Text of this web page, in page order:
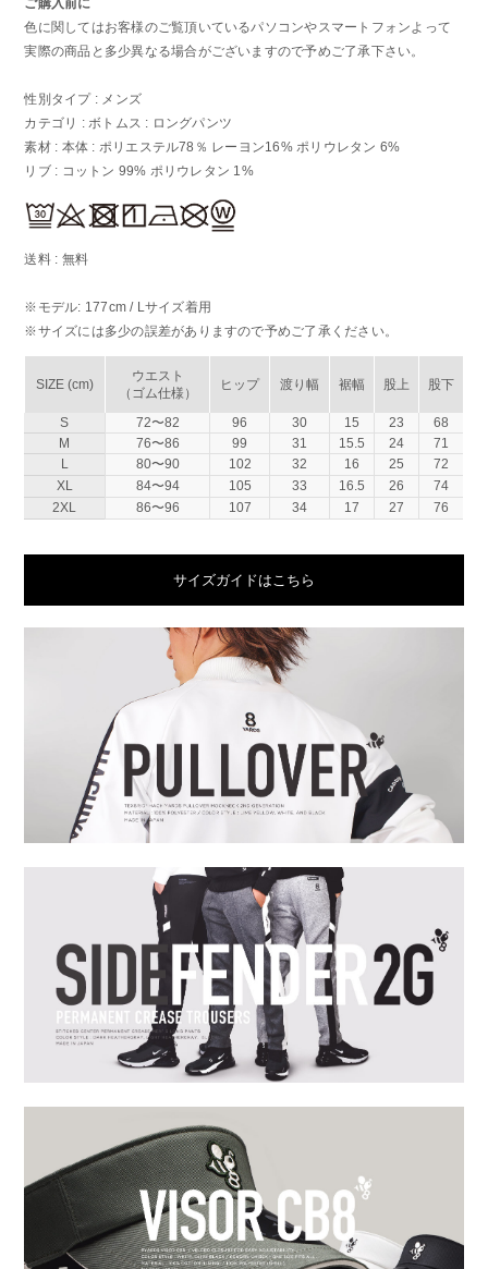
色に関してはお客様のご覧頂いているパソコンやスマートフォンよって
実際の商品と多少異なる場合がございますので予めご了承下さい。
性別タイプ : メンズ
カテゴリ : ボトムス : ロングパンツ
素材 : 本体 : ポリエステル78％ レーヨン16% ポリウレタン 6%
リブ : コットン 99% ポリウレタン 1%
送料 : 無料
※モデル: 177cm / Lサイズ着用
※サイズには多少の誤差がありますので予めご了承ください。
SIZE (cm)
ウエスト
（ゴム仕様）
ヒップ 渡り幅 裾幅 股上 股下
S 72〜82 96 30 15 23
68
M
76〜86 99 31 15.5 24
71
L
80〜90 102 32 16 25
72
XL
84〜94 105 33 16.5 26
74
2XL
86〜96 107 34 17 27 76
サイズガイドはこちら